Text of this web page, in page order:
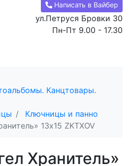
Написать в Вайбер
ул.Петруся Бровки 30
Пн-Пт 9.00 - 17.30
Канцтовары.
Ключницы и панно
13х15 ZKTXOV
Хранитель»